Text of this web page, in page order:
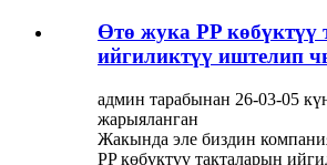
Өтө жука PP көбүктүү
ийгиликтүү иштелип
админ тарабынан 26-03-05
жарыяланган
Жакында эле биздин
PP көбүктүү такталарын